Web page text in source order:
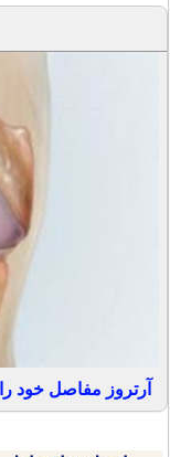
آرتروز مفاصل خود